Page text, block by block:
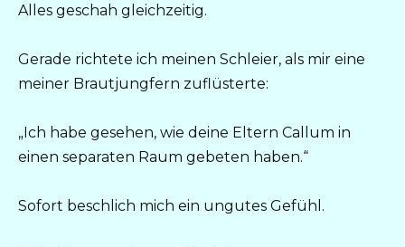
Alles geschah gleichzeitig.
Gerade richtete ich meinen Schleier, als mir eine
meiner Brautjungfern zuflüsterte:
„Ich habe gesehen, wie deine Eltern Callum in
einen separaten Raum gebeten haben.“
Sofort beschlich mich ein ungutes Gefühl.